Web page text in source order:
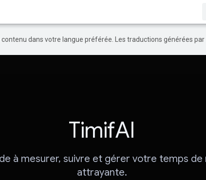
dans votre langue préférée. Les traductions générées
TimifAI
à mesurer, suivre et gérer votre temps de
attrayante.